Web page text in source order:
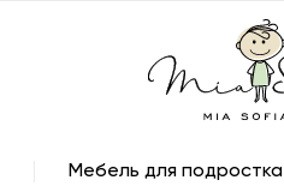
Мебель для подростка